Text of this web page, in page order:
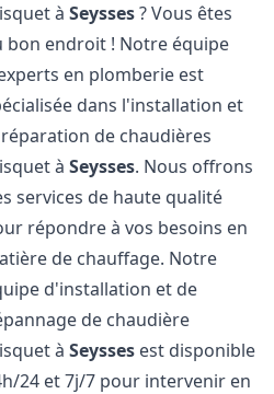
àSeysses? Vous êtes
bon endroit ! Notre équipe
en plomberie est
dans l'installation et
de chaudières
àSeysses. Nous offrons
services de haute qualité
répondre à vos besoins en
de chauffage. Notre
d'installation et de
de chaudière
àSeysses est disponible
24 et 7j/7 pour intervenir en